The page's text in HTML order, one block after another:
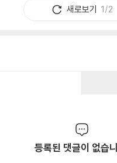
새로보기 1/2
등록된 댓글이 없습